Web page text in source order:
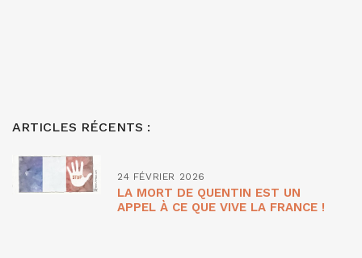
ARTICLES RÉCENTS :
24 FÉVRIER 2026
LA MORT DE QUENTIN EST UN
APPEL À CE QUE VIVE LA FRANCE !